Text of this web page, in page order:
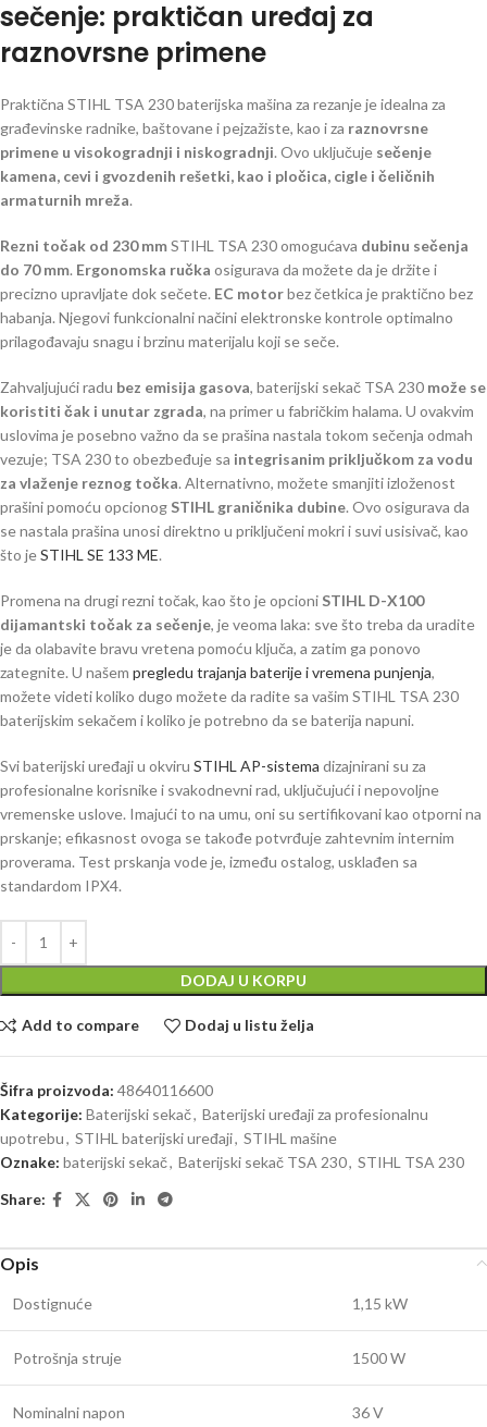
sečenje: praktičan uređaj za
raznovrsne primene
Praktična STIHL TSA 230 baterijska mašina za rezanje je idealna za
građevinske radnike, baštovane i pejzažiste, kao i za raznovrsne
primene u visokogradnji i niskogradnji. Ovo uključuje sečenje
kamena, cevi i gvozdenih rešetki, kao i pločica, cigle i čeličnih
armaturnih mreža.
Rezni točak od 230 mmSTIHL TSA 230 omogućava dubinu sečenja
do 70 mm. Ergonomska ručka osigurava da možete da je držite i
precizno upravljate dok sečete. EC motorbez četkica je praktično bez
habanja. Njegovi funkcionalni načini elektronske kontrole optimalno
prilagođavaju snagu i brzinu materijalu koji se seče.
Zahvaljujući radu bez emisija gasova, baterijski sekač TSA 230 može se
koristiti čak i unutar zgrada, na primer u fabričkim halama. U ovakvim
uslovima je posebno važno da se prašina nastala tokom sečenja odmah
vezuje; TSA 230 to obezbeđuje sa integrisanim priključkom za vodu
za vlaženje reznog točka. Alternativno, možete smanjiti izloženost
prašini pomoću opcionog STIHL graničnika dubine. Ovo osigurava da
se nastala prašina unosi direktno u priključeni mokri i suvi usisivač, kao
što jeSTIHL SE 133 ME.
Promena na drugi rezni točak, kao što je opcioni STIHL D-X100
dijamantski točak za sečenje, je veoma laka: sve što treba da uradite
je da olabavite bravu vretena pomoću ključa, a zatim ga ponovo
zategnite. U našem pregledu trajanja baterije i vremena punjenja,
možete videti koliko dugo možete da radite sa vašim STIHL TSA 230
baterijskim sekačem i koliko je potrebno da se baterija napuni.
Svi baterijski uređaji u okviru STIHL AP-sistema dizajnirani su za
profesionalne korisnike i svakodnevni rad, uključujući i nepovoljne
vremenske uslove. Imajući to na umu, oni su sertifikovani kao otporni na
prskanje; efikasnost ovoga se takođe potvrđuje zahtevnim internim
proverama. Test prskanja vode je, između ostalog, usklađen sa
standardom IPX4.
DODAJ U KORPU
Add to compare Dodaj u listu želja
Šifra proizvoda: 48640116600
Kategorije: Baterijski sekač, Baterijski uređaji za profesionalnu
upotrebu, STIHL baterijski uređaji, STIHL mašine
Oznake: baterijski sekač, Baterijski sekač TSA 230, STIHL TSA 230
Share:
Opis
Dostignuće 1,15 kW
Potrošnja struje 1500 W
Nominalni napon 36 V